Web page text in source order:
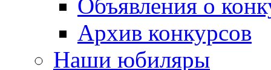
Объявления о
Архив конкурсов
Наши юбиляры